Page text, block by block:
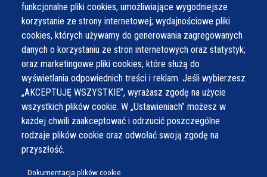
funkcjonalne pliki cookies, umożliwiające wygodniejsze
korzystanie ze strony internetowej; wydajnościowe pliki
cookies, których używamy do generowania zagregowanych
danych o korzystaniu ze stron internetowych oraz statystyk;
oraz marketingowe pliki cookies, które służą do
wyświetlania odpowiednich treści i reklam. Jeśli wybierzesz
„AKCEPTUJĘ WSZYSTKIE”, wyrażasz zgodę na użycie
wszystkich plików cookie. W „Ustawieniach” możesz w
każdej chwili zaakceptować i odrzucić poszczególne
rodzaje plików cookie oraz odwołać swoją zgodę na
przyszłość.
Dokumentacja plików cookie